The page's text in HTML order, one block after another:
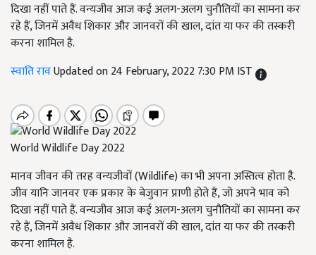
दिखा नहीं पाते हैं. वन्यजीव आज कई अलग-अलग चुनौतियों का सामना कर
रहे हैं, जिनमें अवैध शिकार और जानवरों की खाल, दांत या फर की तस्करी
करना शामिल है.
स्वाति रावUpdated on 24 February, 2022 7:30 PM IST
World Wildlife Day 2022
मानव जीवन की तरह वन्यजीवों (Wildlife) का भी अपना अस्तित्व होता है.
जीव यानि जानवर एक प्रकार के बेजुवान प्राणी होते हैं, जो अपने भाव को
दिखा नहीं पाते हैं. वन्यजीव आज कई अलग-अलग चुनौतियों का सामना कर
रहे हैं, जिनमें अवैध शिकार और जानवरों की खाल, दांत या फर की तस्करी
करना शामिल है.